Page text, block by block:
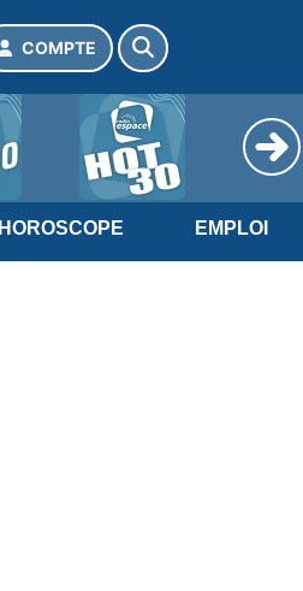
COMPTE
HOROSCOPE EMPLOI